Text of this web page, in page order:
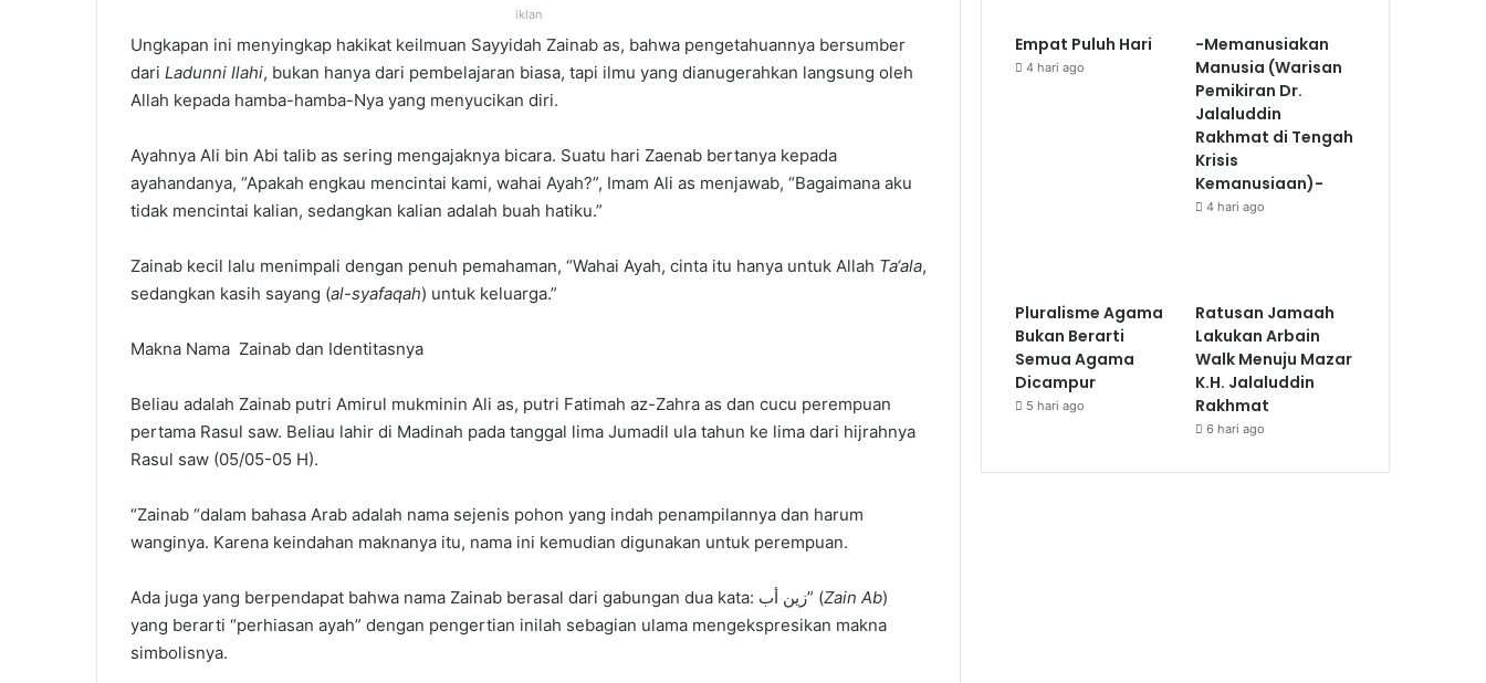
iklan
Ungkapan ini menyingkap hakikat keilmuan Sayyidah Zainab as, bahwa pengetahuannya bersumber
dari Ladunni Ilahi, bukan hanya dari pembelajaran biasa, tapi ilmu yang dianugerahkan langsung oleh
Allah kepada hamba-hamba-Nya yang menyucikan diri.
Ayahnya Ali bin Abi talib as sering mengajaknya bicara. Suatu hari Zaenab bertanya kepada
ayahandanya, “Apakah engkau mencintai kami, wahai Ayah?”, Imam Ali as menjawab, “Bagaimana aku
tidak mencintai kalian, sedangkan kalian adalah buah hatiku.”
Zainab kecil lalu menimpali dengan penuh pemahaman, “Wahai Ayah, cinta itu hanya untuk Allah Ta‘ala,
sedangkan kasih sayang (al-syafaqah) untuk keluarga.”
Makna Nama Zainab dan Identitasnya
Beliau adalah Zainab putri Amirul mukminin Ali as, putri Fatimah az-Zahra as dan cucu perempuan
pertama Rasul saw. Beliau lahir di Madinah pada tanggal lima Jumadil ula tahun ke lima dari hijrahnya
Rasul saw (05/05-05 H).
“Zainab “dalam bahasa Arab adalah nama sejenis pohon yang indah penampilannya dan harum
wanginya. Karena keindahan maknanya itu, nama ini kemudian digunakan untuk perempuan.
Ada juga yang berpendapat bahwa nama Zainab berasal dari gabungan dua kata: زين أب” (Zain Ab)
yang berarti “perhiasan ayah” dengan pengertian inilah sebagian ulama mengekspresikan makna
simbolisnya.
Empat Puluh Hari
4 hari ago
-Memanusiakan
Manusia (Warisan
Pemikiran Dr.
Jalaluddin
Rakhmat di Tengah
Krisis
Kemanusiaan)-
4 hari ago
Pluralisme Agama
Bukan Berarti
Semua Agama
Dicampur
5 hari ago
Ratusan Jamaah
Lakukan Arbain
Walk Menuju Mazar
K.H. Jalaluddin
Rakhmat
6 hari ago